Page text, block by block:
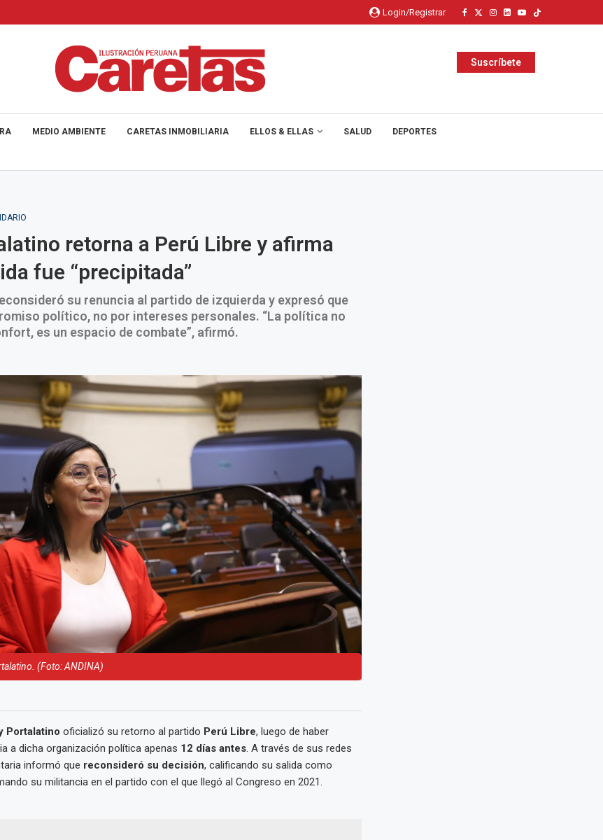
Login/Registrar
Suscríbete
MEDIO AMBIENTE CARETAS INMOBILIARIA ELLOS & ELLAS SALUD DEPORTES
retorna a Perú Libre y afirma
fue “precipitada”
su renuncia al partido de izquierda y expresó que
político, no por intereses personales. “La política no
es un espacio de combate”, afirmó.
(Foto: ANDINA)
Portalatino oficializó su retorno al partido Perú Libre, luego de haber
a dicha organización política apenas 12 días antes. A través de sus redes
informó que reconsideró su decisión, calificando su salida como
su militancia en el partido con el que llegó al Congreso en 2021.